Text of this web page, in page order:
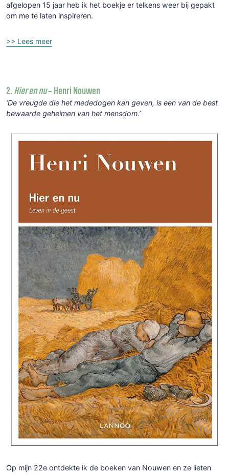
afgelopen 15 jaar heb ik het boekje er telkens weer bij gepakt
om me te laten inspireren.
>> Lees meer
2. Hier en nu– Henri Nouwen
‘De vreugde die het mededogen kan geven, is een van de best
bewaarde geheimen van het mensdom.’
Op mijn 22e ontdekte ik de boeken van Nouwen en ze lieten